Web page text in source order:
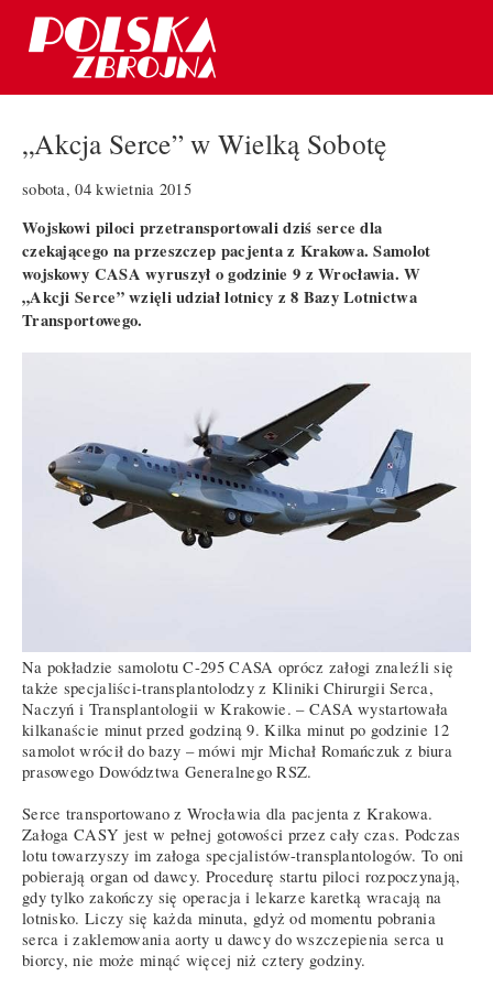
„Akcja Serce” w Wielką Sobotę
sobota, 04 kwietnia 2015
Wojskowi piloci przetransportowali dziś serce dla
czekającego na przeszczep pacjenta z Krakowa. Samolot
wojskowy CASA wyruszył o godzinie 9 z Wrocławia. W
„Akcji Serce” wzięli udział lotnicy z 8 Bazy Lotnictwa
Transportowego.
Na pokładzie samolotu C-295 CASA oprócz załogi znaleźli się
także specjaliści-transplantolodzy z Kliniki Chirurgii Serca,
Naczyń i Transplantologii w Krakowie. – CASA wystartowała
kilkanaście minut przed godziną 9. Kilka minut po godzinie 12
samolot wrócił do bazy – mówi mjr Michał Romańczuk z biura
prasowego Dowództwa Generalnego RSZ.
Serce transportowano z Wrocławia dla pacjenta z Krakowa.
Załoga CASY jest w pełnej gotowości przez cały czas. Podczas
lotu towarzyszy im załoga specjalistów-transplantologów. To oni
pobierają organ od dawcy. Procedurę startu piloci rozpoczynają,
gdy tylko zakończy się operacja i lekarze karetką wracają na
lotnisko. Liczy się każda minuta, gdyż od momentu pobrania
serca i zaklemowania aorty u dawcy do wszczepienia serca u
biorcy, nie może minąć więcej niż cztery godziny.